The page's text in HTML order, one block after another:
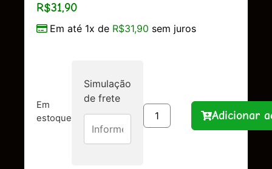
R$31,90
Em até 1x de R$31,90 sem juros
Em
estoque
Simulação
de frete
Adicionar